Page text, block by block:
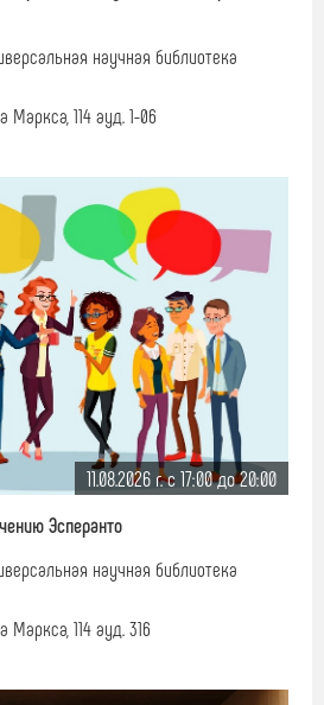
научная библиотека
Маркса, 114 ауд. 1-06
11.08.2026 г. c 17:00 до 20:00
Эсперанто
научная библиотека
Маркса, 114 ауд. 316